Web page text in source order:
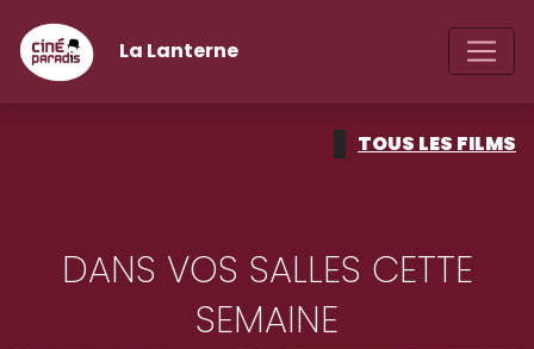
La Lanterne
TOUS LES FILMS
DANS VOS SALLES CETTE
SEMAINE